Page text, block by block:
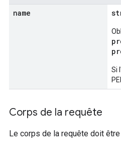
name
Si
Corps de la requête
Le corps de la requête doit